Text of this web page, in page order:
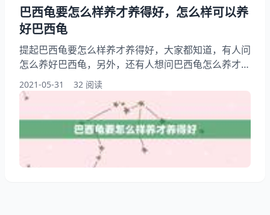
巴西龟要怎么样养才养得好，怎么样可以养
好巴西龟
提起巴西龟要怎么样养才养得好，大家都知道，有人问
怎么养好巴西龟，另外，还有人想问巴西龟怎么养才能
养好呢?你知道这是怎么回事？其实怎么养好巴西龟
啊？下面就一起来看看怎么样可以养好巴西龟，希望能
够帮助到大家！ 巴西龟要怎么样养才养得好 巴西龟是
一种外来龟，但在中国很受欢迎，这当然是因为巴西龟
比较好养的缘故了。不过这并不意味着就可以胡乱饲养
了，养巴西龟还是要讲究方法的。下面就来和波奇网的
小编一起看看
2021-05-31 32 阅读